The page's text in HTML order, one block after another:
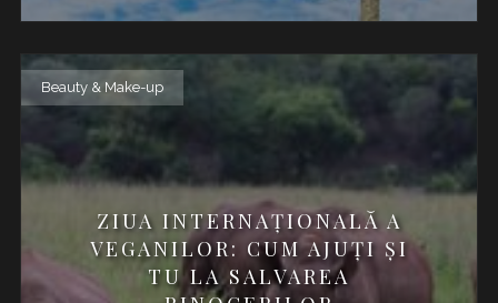
Beauty & Make-up
ZIUA INTERNAȚIONALĂ A
VEGANILOR: CUM AJUȚI ȘI
TU LA SALVAREA